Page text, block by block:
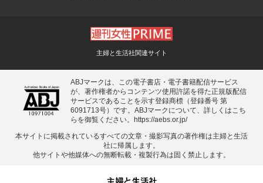
主婦と生活社関連サイト
ABJマークは、この電子書店・電子書籍配信サービス
が、著作権者からコンテンツ使用許諾を得た正規版配信
サービスであることを示す登録商標（登録番号 第
6091713号）です。ABJマークについて、詳しくはこち
らを御覧ください。 https://aebs.or.jp/
本サイトに掲載されているすべての⽂章・撮影写真の著作権は主婦と⽣活
社に帰属します。
他サイトや他媒体への無断転載・複製⾏為は固く禁⽌します。